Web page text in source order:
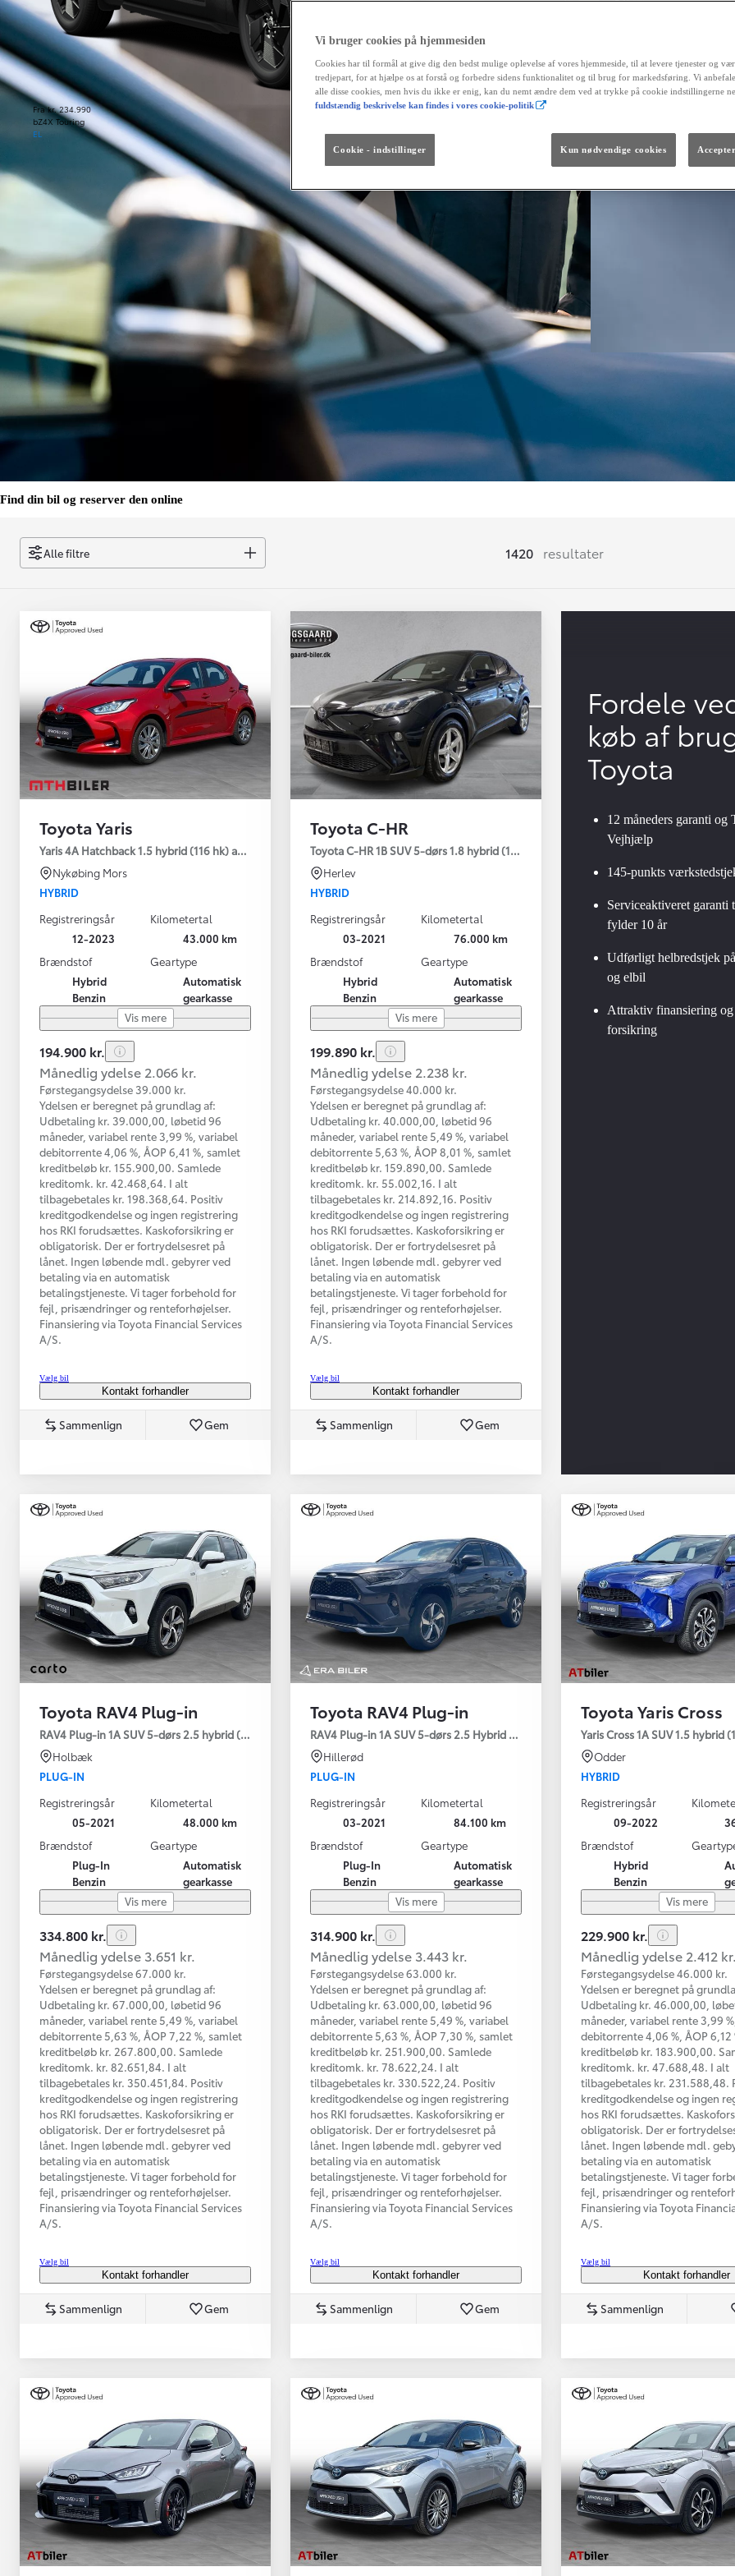
Fra kr. 234.990
bZ4X Touring
EL
Fra kr. 349.990
The soul lives on.
HYBRID
Den nye Yaris Cross
Kommer snart
Find din bil og reserver den online
Alle filtre 1420 resultater
Toyota Yaris
Yaris 4A Hatchback 1.5 hybrid (116 hk) aut. gear Active - Technology
Nykøbing Mors
HYBRID
Registreringsår
12-2023
Kilometertal
43.000 km
Brændstof
Hybrid
Benzin
Geartype
Automatisk
gearkasse
Vis mere
194.900 kr.
Månedlig ydelse 2.066 kr.
Førstegangsydelse 39.000 kr.
Ydelsen er beregnet på grundlag af:
Udbetaling kr. 39.000,00, løbetid 96
måneder, variabel rente 3,99 %, variabel
debitorrente 4,06 %, ÅOP 6,41 %, samlet
kreditbeløb kr. 155.900,00. Samlede
kreditomk. kr. 42.468,64. I alt
tilbagebetales kr. 198.368,64. Positiv
kreditgodkendelse og ingen registrering
hos RKI forudsættes. Kaskoforsikring er
obligatorisk. Der er fortrydelsesret på
lånet. Ingen løbende mdl. gebyrer ved
betaling via en automatisk
betalingstjeneste. Vi tager forbehold for
fejl, prisændringer og renteforhøjelser.
Finansiering via Toyota Financial Services
A/S.
Vælg bil
Kontakt forhandler
Sammenlign Gem
Toyota C-HR
Toyota C-HR 1B SUV 5-dørs 1.8 hybrid (122 hk) aut. gear C-LUB - Smart
Herlev
HYBRID
Registreringsår
03-2021
Kilometertal
76.000 km
Brændstof
Hybrid
Benzin
Geartype
Automatisk
gearkasse
Vis mere
199.890 kr.
Månedlig ydelse 2.238 kr.
Førstegangsydelse 40.000 kr.
Ydelsen er beregnet på grundlag af:
Udbetaling kr. 40.000,00, løbetid 96
måneder, variabel rente 5,49 %, variabel
debitorrente 5,63 %, ÅOP 8,01 %, samlet
kreditbeløb kr. 159.890,00. Samlede
kreditomk. kr. 55.002,16. I alt
tilbagebetales kr. 214.892,16. Positiv
kreditgodkendelse og ingen registrering
hos RKI forudsættes. Kaskoforsikring er
obligatorisk. Der er fortrydelsesret på
lånet. Ingen løbende mdl. gebyrer ved
betaling via en automatisk
betalingstjeneste. Vi tager forbehold for
fejl, prisændringer og renteforhøjelser.
Finansiering via Toyota Financial Services
A/S.
Vælg bil
Kontakt forhandler
Sammenlign Gem
Fordele
køb af
Toyota
12 måneders garanti og
Vejhjælp
145-punkts
Serviceaktiveret garanti
fylder 10 år
Udførligt helbredstjek
og elbil
Attraktiv finansiering og
forsikring
Toyota RAV4 Plug-in
RAV4 Plug-in 1A SUV 5-dørs 2.5 hybrid (306 hk) aut. gear AWD-i H3 - Comfort
Holbæk
PLUG-IN
Registreringsår
05-2021
Kilometertal
48.000 km
Brændstof
Plug-In
Benzin
Geartype
Automatisk
gearkasse
Vis mere
334.800 kr.
Månedlig ydelse 3.651 kr.
Førstegangsydelse 67.000 kr.
Ydelsen er beregnet på grundlag af:
Udbetaling kr. 67.000,00, løbetid 96
måneder, variabel rente 5,49 %, variabel
debitorrente 5,63 %, ÅOP 7,22 %, samlet
kreditbeløb kr. 267.800,00. Samlede
kreditomk. kr. 82.651,84. I alt
tilbagebetales kr. 350.451,84. Positiv
kreditgodkendelse og ingen registrering
hos RKI forudsættes. Kaskoforsikring er
obligatorisk. Der er fortrydelsesret på
lånet. Ingen løbende mdl. gebyrer ved
betaling via en automatisk
betalingstjeneste. Vi tager forbehold for
fejl, prisændringer og renteforhøjelser.
Finansiering via Toyota Financial Services
A/S.
Vælg bil
Kontakt forhandler
Sammenlign Gem
Toyota RAV4 Plug-in
RAV4 Plug-in 1A SUV 5-dørs 2.5 Hybrid (306 hk) aut. gear AWD-i H3 - Comfort -
Hillerød
PLUG-IN
Registreringsår
03-2021
Kilometertal
84.100 km
Brændstof
Plug-In
Benzin
Geartype
Automatisk
gearkasse
Vis mere
314.900 kr.
Månedlig ydelse 3.443 kr.
Førstegangsydelse 63.000 kr.
Ydelsen er beregnet på grundlag af:
Udbetaling kr. 63.000,00, løbetid 96
måneder, variabel rente 5,49 %, variabel
debitorrente 5,63 %, ÅOP 7,30 %, samlet
kreditbeløb kr. 251.900,00. Samlede
kreditomk. kr. 78.622,24. I alt
tilbagebetales kr. 330.522,24. Positiv
kreditgodkendelse og ingen registrering
hos RKI forudsættes. Kaskoforsikring er
obligatorisk. Der er fortrydelsesret på
lånet. Ingen løbende mdl. gebyrer ved
betaling via en automatisk
betalingstjeneste. Vi tager forbehold for
fejl, prisændringer og renteforhøjelser.
Finansiering via Toyota Financial Services
A/S.
Vælg bil
Kontakt forhandler
Sammenlign Gem
Toyota Yaris Cross
Yaris Cross 1A SUV 1.5 hybrid
Odder
HYBRID
Registreringsår
09-2022
Brændstof
Hybrid
Benzin
Vis mere
229.900 kr.
Månedlig ydelse 2.412
Førstegangsydelse 46.000 kr.
Ydelsen er beregnet på
Udbetaling kr. 46.000,00,
måneder, variabel rente 3,99
debitorrente 4,06 %, ÅOP 6,12
kreditbeløb kr. 183.900,00.
kreditomk. kr. 47.688,48. I alt
tilbagebetales kr. 231.588,48.
kreditgodkendelse og ingen
hos RKI forudsættes.
obligatorisk. Der er
lånet. Ingen løbende mdl.
betaling via en automatisk
betalingstjeneste. Vi tager
fejl, prisændringer og
Finansiering via Toyota
A/S.
Vælg bil
Kontakt forhandler
Sammenlign
Vi bruger cookies på hjemmesiden
Cookies har til formål at give dig den bedst mulige oplevelse af vores hjemmeside, til at levere tjenester og
tredjepart, for at hjælpe os at forstå og forbedre sidens funktionalitet og til brug for markedsføring. Vi
alle disse cookies, men hvis du ikke er enig, kan du nemt ændre dem ved at trykke på cookie indstillingerne
fuldstændig beskrivelse kan findes i vores cookie-politik
Cookie - indstillinger Kun nødvendige cookies